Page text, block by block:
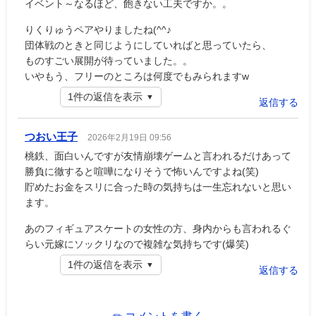
イベント～なるほど、飽きない工夫ですか。。
りくりゅうペアやりましたね(^^♪
団体戦のときと同じようにしていればと思っていたら、
ものすごい展開が待っていました。。
いやもう、フリーのところは何度でもみられますw
返信する
1件の返信を表示
つおい王子 2026年2月19日 09:56
桃鉄、面白いんですが友情崩壊ゲームと言われるだけあって
勝負に徹すると喧嘩になりそうで怖いんですよね(笑)
貯めたお金をスリに合った時の気持ちは一生忘れないと思い
ます。
あのフィギュアスケートの女性の方、身内からも言われるぐ
らい元嫁にソックリなので複雑な気持ちです(爆笑)
返信する
1件の返信を表示